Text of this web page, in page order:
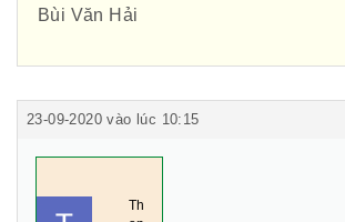
Bùi Văn Hải
23-09-2020 vào lúc 10:15
Th
Hội Đông Y TP. Hà Nội